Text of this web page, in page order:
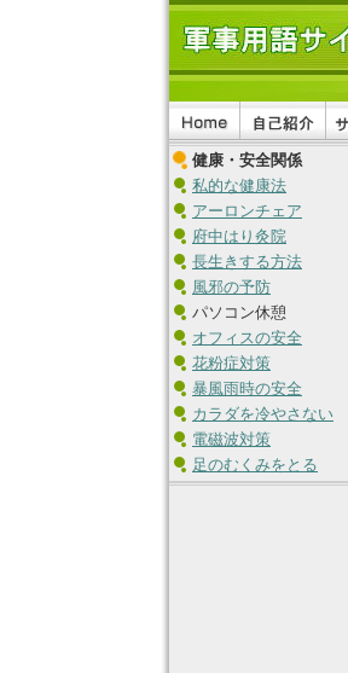
健康・安全関係
私的な健康法
アーロンチェア
府中はり灸院
長生きする方法
風邪の予防
パソコン休憩
オフィスの安全
花粉症対策
暴風雨時の安全
カラダを冷やさない
電磁波対策
足のむくみをとる